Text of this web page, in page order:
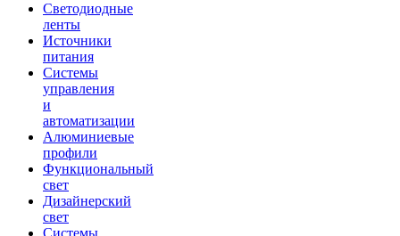
Светодиодные
ленты
Источники
питания
Системы
управления
и
автоматизации
Алюминиевые
профили
Функциональный
свет
Дизайнерский
свет
Системы